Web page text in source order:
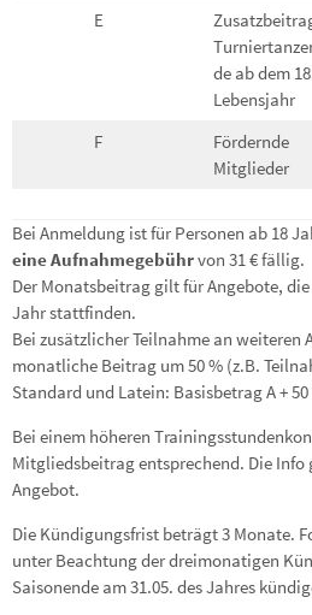
E
de ab dem
Lebensjahr
F
Fördernde
Mitglieder
Bei Anmeldung ist für Personen ab 18
eine Aufnahmegebührvon 31 € fällig.
Der Monatsbeitrag gilt für Angebote,
Jahr stattfinden.
Bei zusätzlicher Teilnahme an weiteren
monatliche Beitrag um 50 % (z.B.
Standard und Latein: Basisbetrag A +
Bei einem höheren
Mitgliedsbeitrag entsprechend. Die
Angebot.
Die Kündigungsfrist beträgt 3 Monate.
unter Beachtung der dreimonatigen
Saisonende am 31.05. des Jahres